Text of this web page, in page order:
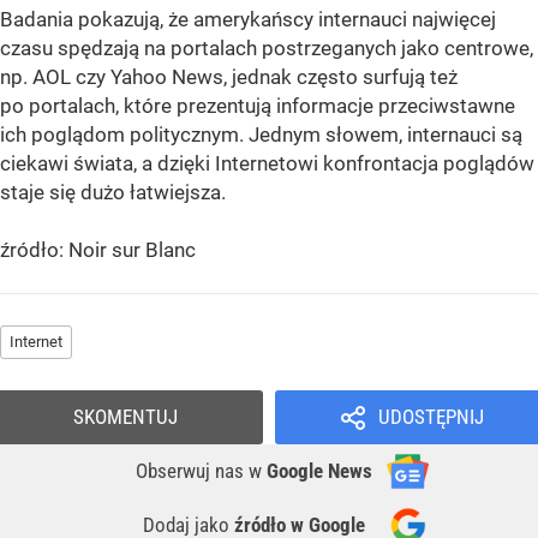
Badania pokazują, że amerykańscy internauci najwięcej
czasu spędzają na portalach postrzeganych jako centrowe,
np. AOL czy Yahoo News, jednak często surfują też
po portalach, które prezentują informacje przeciwstawne
ich poglądom politycznym. Jednym słowem, internauci są
ciekawi świata, a dzięki Internetowi konfrontacja poglądów
staje się dużo łatwiejsza.
źródło: Noir sur Blanc
Internet
UDOSTĘPNIJ
Obserwuj nas w Google News
Dodaj jako źródło w Google
SKOMENTUJ